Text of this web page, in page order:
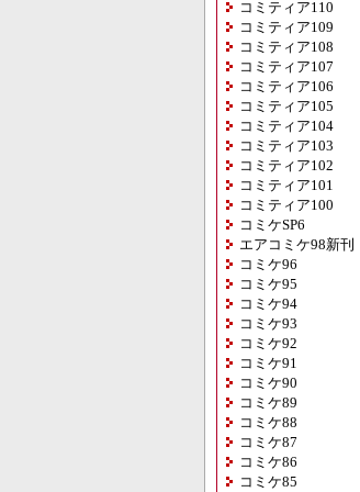
コミティア110
コミティア109
コミティア108
コミティア107
コミティア106
コミティア105
コミティア104
コミティア103
コミティア102
コミティア101
コミティア100
コミケSP6
エアコミケ98新刊
コミケ96
コミケ95
コミケ94
コミケ93
コミケ92
コミケ91
コミケ90
コミケ89
コミケ88
コミケ87
コミケ86
コミケ85